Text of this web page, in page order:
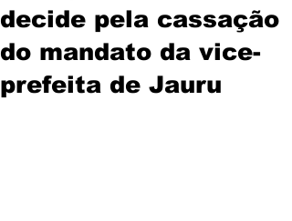
decide pela cassação
do mandato da vice-
prefeita de Jauru